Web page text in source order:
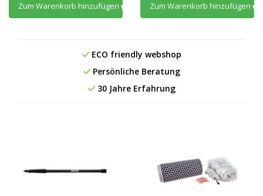
Zum Warenkorb hinzufügen Zum Warenkorb hinzufügen
ECO friendly webshop
Persönliche Beratung
30 Jahre Erfahrung